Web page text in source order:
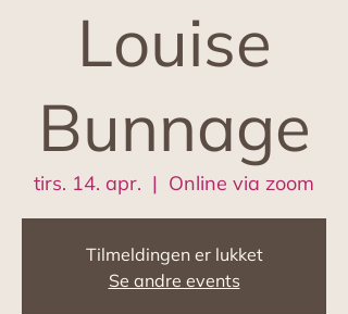
Louise
Bunnage
tirs. 14. apr.
  |
Online via zoom
Tilmeldingen er lukket
Se andre events